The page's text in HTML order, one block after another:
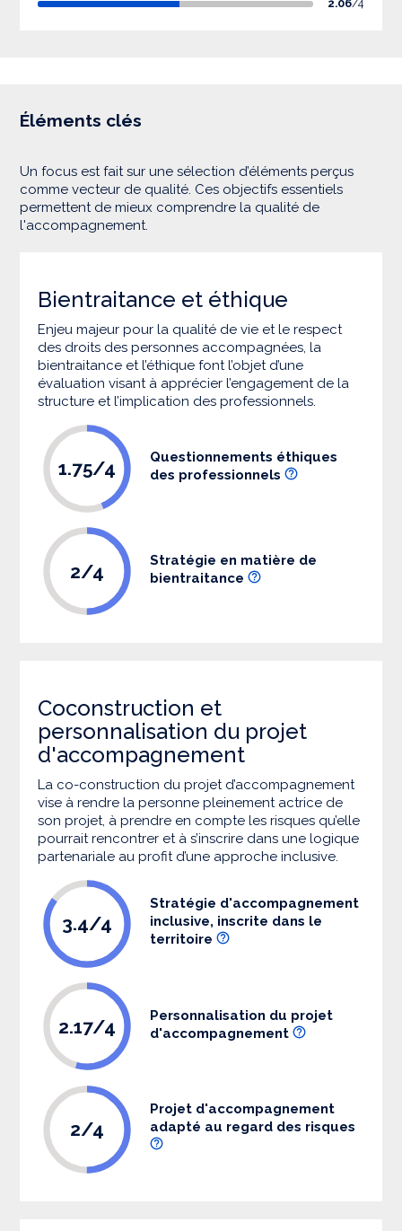
2.06/4
Éléments clés
Un focus est fait sur une sélection d’éléments perçus
comme vecteur de qualité. Ces objectifs essentiels
permettent de mieux comprendre la qualité de
l'accompagnement.
Bientraitance et éthique
Enjeu majeur pour la qualité de vie et le respect
des droits des personnes accompagnées, la
bientraitance et l’éthique font l’objet d’une
évaluation visant à apprécier l’engagement de la
structure et l’implication des professionnels.
1.75/4
Questionnements éthiques
des professionnels
2/4
Stratégie en matière de
bientraitance
Coconstruction et
personnalisation du projet
d'accompagnement
La co-construction du projet d’accompagnement
vise à rendre la personne pleinement actrice de
son projet, à prendre en compte les risques qu’elle
pourrait rencontrer et à s’inscrire dans une logique
partenariale au profit d’une approche inclusive.
3.4/4
Stratégie d'accompagnement
inclusive, inscrite dans le
territoire
2.17/4
Personnalisation du projet
d'accompagnement
2/4
Projet d'accompagnement
adapté au regard des risques